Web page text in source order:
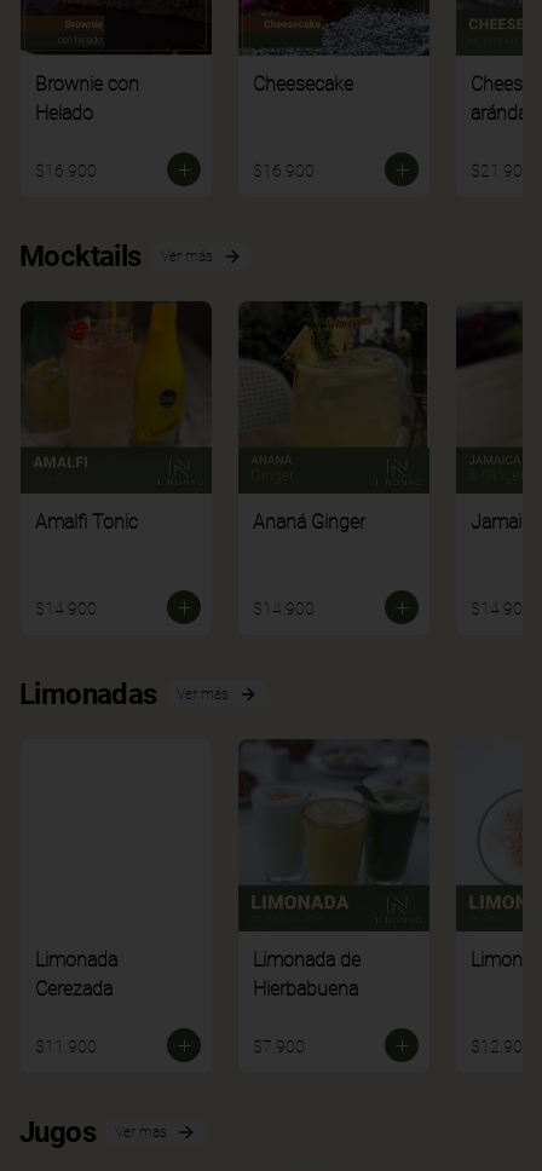
Brownie con
Helado
$16.900
Cheesecake
$16.900 $21.900
Mocktails Ver más
Amalfi Tonic
$14.900
Ananá Ginger
$14.900 $14.900
Limonadas Ver más
Limonada
Cerezada
$11.900
Limonada de
Hierbabuena
$7.900 $12.900
Jugos Ver más